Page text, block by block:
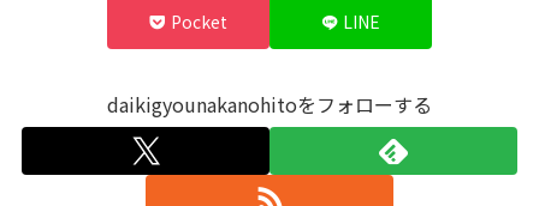
Pocket LINE
daikigyounakanohitoをフォローする